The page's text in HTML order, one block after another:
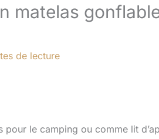
matelas
de lecture
pour le camping ou comme lit